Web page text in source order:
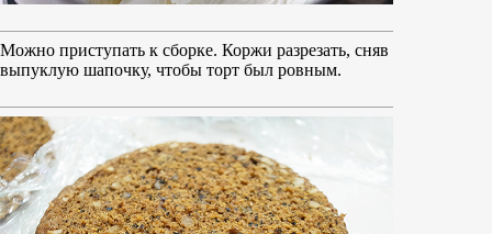
Можно приступать к сборке. Коржи разрезать, сняв
выпуклую шапочку, чтобы торт был ровным.